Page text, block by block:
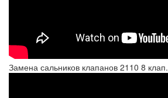
Замена сальников клапанов 2110 8 клап.